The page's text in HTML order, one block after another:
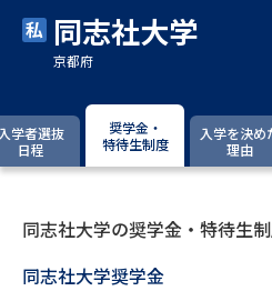
大学・短大以外の資料から請求
留学・進学関連、塾・予備校
配慮案内」の請求
幼稚園教員資格認定試験
同志社大学
京都府
学者選抜
日程
奨学金・
特待生制度
入学を決め
理由
同志社大学の奨学金・特待生
同志社大学奨学金